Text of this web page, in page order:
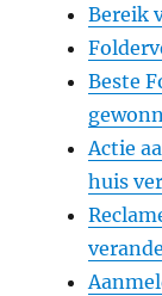
Bereik
Beste
Actie
huis